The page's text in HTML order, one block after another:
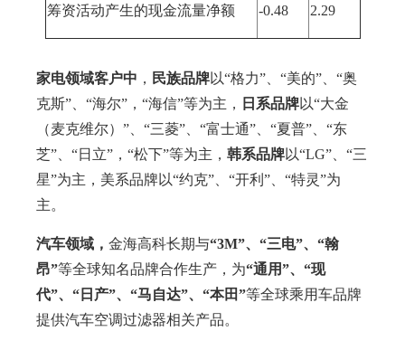
筹资活动产生的现金流量净额 -0.48 2.29
家电领域客户中 ， 民族品牌以“格力”、“美的”、“奥
克斯”、“海尔”，“海信”等为主，
日系品牌以“大金
（麦克维尔）”、“三菱”、“富士通”、“夏普”、“东
芝”、“日立”，“松下”等为主， 韩系品牌以“LG”、“三
星”为主，美系品牌以“约克”、“开利”、“特灵”为
主。
汽车领域， 金海高科长期与“3M”、“三电”、“翰
昂”等全球知名品牌合作生产，为“通用”、“现
代”、“日产”、“马自达”、“本田”等全球乘用车品牌
提供汽车空调过滤器相关产品。